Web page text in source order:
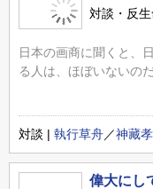
対談・反
日本の画商に聞くと、
る人は、ほぼいないの
対談 | 執行草舟／神藏
偉大にし